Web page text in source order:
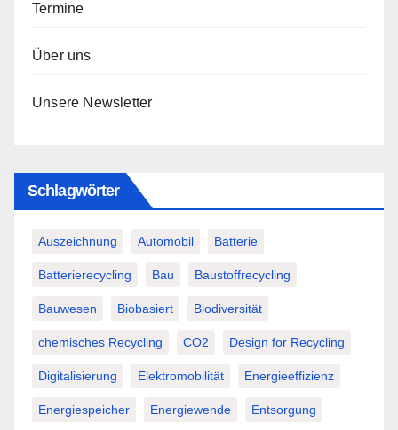
Termine
Über uns
Unsere Newsletter
Schlagwörter
Auszeichnung Automobil Batterie
Batterierecycling Bau Baustoffrecycling
Bauwesen Biobasiert Biodiversität
chemisches Recycling CO2 Design for Recycling
Digitalisierung Elektromobilität Energieeffizienz
Energiespeicher Energiewende Entsorgung